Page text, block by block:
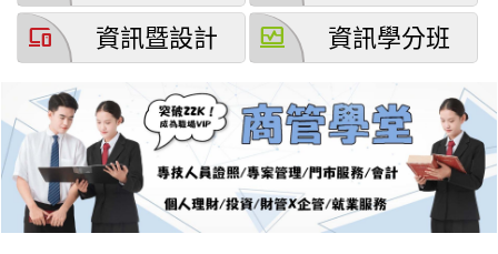
devices 資訊暨設計 browse_activity 資訊學分班